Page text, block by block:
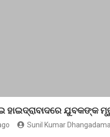
ହାଇଦ୍ରାବାଦରେ ଯୁବକଙ୍କ
Sunil Kumar